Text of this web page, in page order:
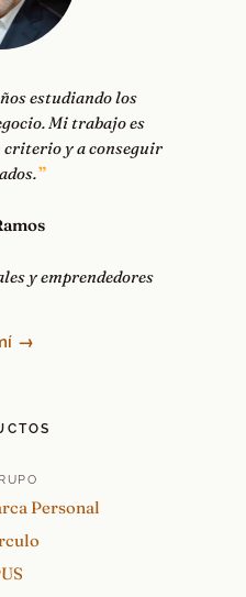
estudiando los
Mi trabajo es
criterio y a conseguir
y emprendedores
→
Personal